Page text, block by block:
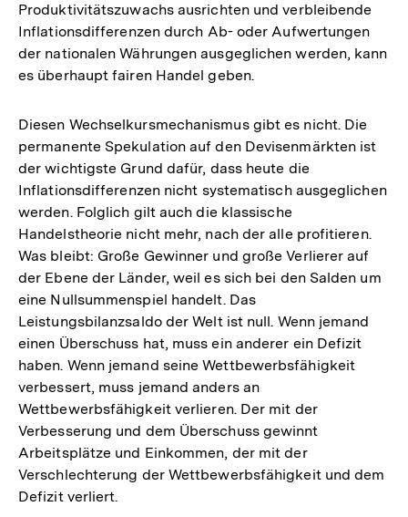
Produktivitätszuwachs ausrichten und verbleibende
Inflationsdifferenzen durch Ab- oder Aufwertungen
der nationalen Währungen ausgeglichen werden, kann
es überhaupt fairen Handel geben.
Diesen Wechselkursmechanismus gibt es nicht. Die
permanente Spekulation auf den Devisenmärkten ist
der wichtigste Grund dafür, dass heute die
Inflationsdifferenzen nicht systematisch ausgeglichen
werden. Folglich gilt auch die klassische
Handelstheorie nicht mehr, nach der alle profitieren.
Was bleibt: Große Gewinner und große Verlierer auf
der Ebene der Länder, weil es sich bei den Salden um
eine Nullsummenspiel handelt. Das
Leistungsbilanzsaldo der Welt ist null. Wenn jemand
einen Überschuss hat, muss ein anderer ein Defizit
haben. Wenn jemand seine Wettbewerbsfähigkeit
verbessert, muss jemand anders an
Wettbewerbsfähigkeit verlieren. Der mit der
Verbesserung und dem Überschuss gewinnt
Arbeitsplätze und Einkommen, der mit der
Verschlechterung der Wettbewerbsfähigkeit und dem
Defizit verliert.